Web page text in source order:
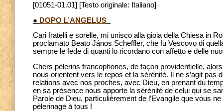
[01051-01.01] [Testo originale: Italiano]
● DOPO L’ANGELUS
Cari fratelli e sorelle, mi unisco alla gioia della Chiesa in
proclamato Beato János Scheffler, che fu Vescovo di
sempre le fede di quanti lo ricordano con affetto e delle
Chers pèlerins francophones, de façon providentielle,
nous orientent vers le repos et la sérénité. Il ne s’agit pas
relations avec nos proches, avec Dieu, en prenant du
en sa présence nous apporte la sérénité de celui qui se
Parole de Dieu, particulièrement de l’Evangile que vous
pèlerinage à tous !